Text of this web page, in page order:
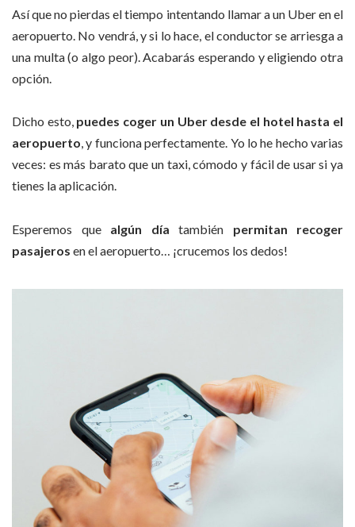
Así que no pierdas el tiempo intentando llamar a un Uber en el
aeropuerto. No vendrá, y si lo hace, el conductor se arriesga a
una multa (o algo peor). Acabarás esperando y eligiendo otra
opción.
Dicho esto, puedes coger un Uber desde el hotel hasta el
aeropuerto, y funciona perfectamente. Yo lo he hecho varias
veces: es más barato que un taxi, cómodo y fácil de usar si ya
tienes la aplicación.
Esperemos que algún día también permitan recoger
pasajeros en el aeropuerto… ¡crucemos los dedos!